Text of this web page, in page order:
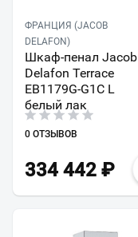
ФРАНЦИЯ (JACOB
DELAFON)
Шкаф-пенал Jacob
Delafon Terrace
EB1179G-G1C L
белый лак
0 ОТЗЫВОВ
334 442 ₽